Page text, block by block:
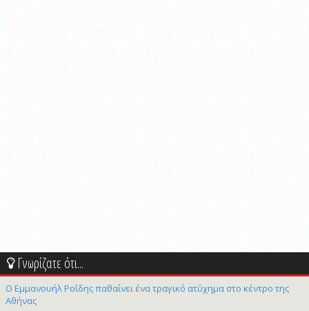
Γνωρίζατε ότι...
Ο Εμμανουήλ Ροΐδης παθαίνει ένα τραγικό ατύχημα στο κέντρο της
Αθήνας